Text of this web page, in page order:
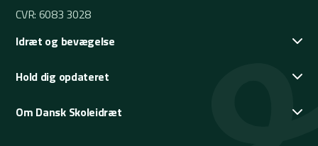
CVR: 6083 3028
Idræt og bevægelse
Hold dig opdateret
Om Dansk Skoleidræt